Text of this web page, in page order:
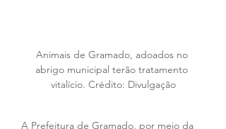
Animais de Gramado, adoados no
abrigo municipal terão tratamento
vitalício. Crédito: Divulgação
A Prefeitura de Gramado, por meio da